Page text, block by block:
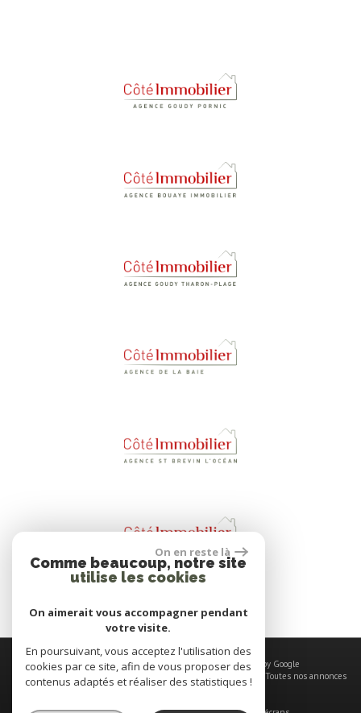
© 2026 | Tous droits réservés | Traduction powered by Google
- Mentions légales - Nos honoraires - Toutes nos annonces
On en reste là
Comme beaucoup, notre site
utilise les cookies
On aimerait vous accompagner pendant
votre visite.
En poursuivant, vous acceptez l'utilisation des
cookies par ce site, afin de vous proposer des
contenus adaptés et réaliser des statistiques !